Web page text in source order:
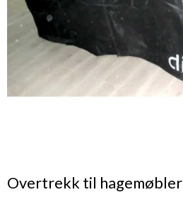
Overtrekk til hagemøbler